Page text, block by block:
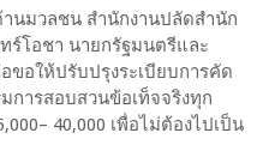
นมวลชน สำนักงานปลัดสำนัก
ร์โอชา นายกรัฐมนตรีและ
ขอให้ปรับปรุงระเบียบการคัด
การสอบสวนข้อเท็จจริงทุก
40,000 เพื่อไม่ต้องไปเป็น